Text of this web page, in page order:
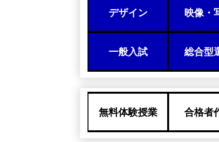
デザイン 映像・
一般入試 総合型
無料体験授業 合格者